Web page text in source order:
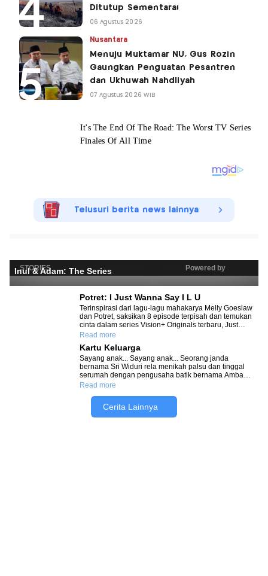
Ditutup Sementara!
06 Agustus 2026
Nusantara
Menuju Muktamar NU, Gus Rozin
Gaungkan Penguatan Pesantren
dan Ukhuwah Nahdliyah
07 Agustus 2026 WIB
Telusuri berita news lainnya